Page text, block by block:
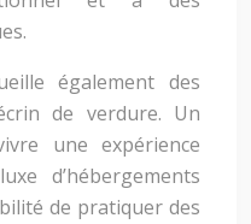
également des
de verdure. Un
une expérience
d’hébergements
de pratiquer des